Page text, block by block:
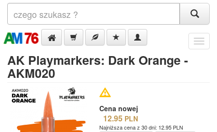
Menu
AK Playmarkers: Dark Orange -
AKM020
Cena nowej
12.95 PLN
Najniższa cena z 30 dni: 12.95 PLN